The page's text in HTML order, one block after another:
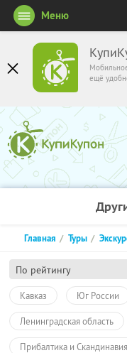
ещё
Меню
По рейтингу
Главная Туры
Кавказ Юг России
Ленинградская область
Прибалтика и Скандинавия